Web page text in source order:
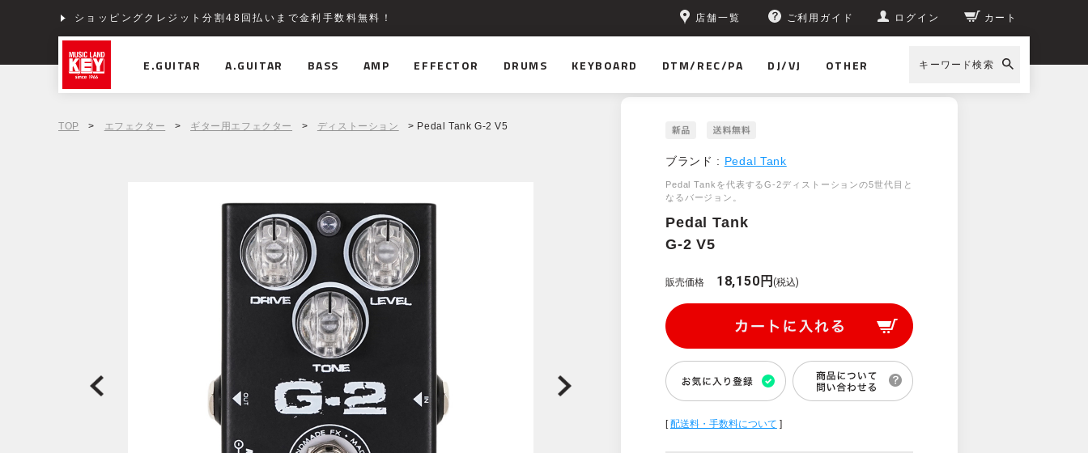
ショッピングクレジット分割48回払いまで金利手数料無料！ 店舗一覧 ご利用ガイド ログイン カート
E.GUITAR A.GUITAR BASS AMP EFFECTOR DRUMS KEYBOARD DTM/REC/PA DJ/VJ OTHER キーワード検索
TOP > エフェクター > ギター用エフェクター > ディストーション > Pedal Tank G-2 V5
ブランド : Pedal Tank
Pedal Tankを代表するG-2ディストーションの5世代目と
なるバージョン。
Pedal Tank
G-2 V5
販売価格 18,150円(税込)
[配送料・手数料について ]